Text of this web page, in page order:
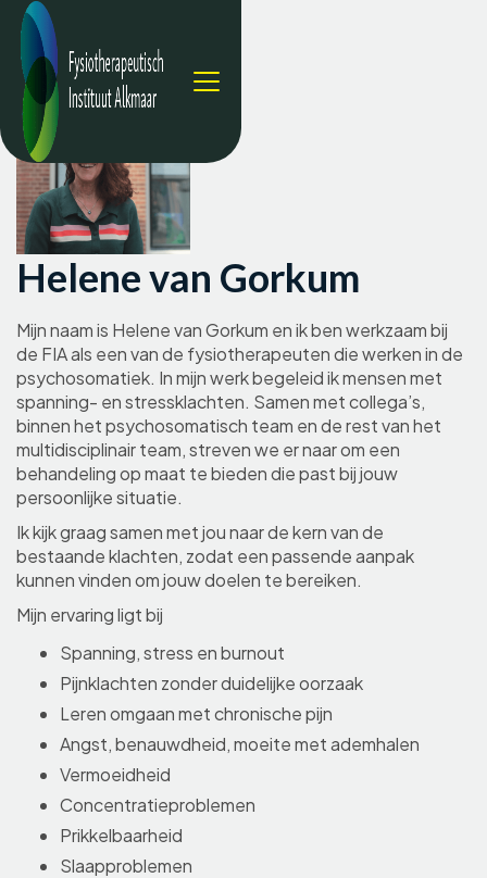
Helene van Gorkum
Mijn naam is Helene van Gorkum en ik ben werkzaam bij
de FIA als een van de fysiotherapeuten die werken in de
psychosomatiek. In mijn werk begeleid ik mensen met
spanning- en stressklachten. Samen met collega’s,
binnen het psychosomatisch team en de rest van het
multidisciplinair team, streven we er naar om een
behandeling op maat te bieden die past bij jouw
persoonlijke situatie.
Ik kijk graag samen met jou naar de kern van de
bestaande klachten, zodat een passende aanpak
kunnen vinden om jouw doelen te bereiken.
Mijn ervaring ligt bij
Spanning, stress en burnout
Pijnklachten zonder duidelijke oorzaak
Leren omgaan met chronische pijn
Angst, benauwdheid, moeite met ademhalen
Vermoeidheid
Concentratieproblemen
Prikkelbaarheid
Slaapproblemen